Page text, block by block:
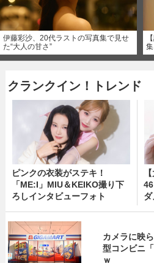
伊藤彩沙、20代ラストの写真集で見せ
た“大人の甘さ”
クランクイン！トレンド
ピンクの衣装がステキ！
「ME:I」MIU＆KEIKO撮り下
ろしインタビューフォト
カメラに映
型コンビニ
ｗ